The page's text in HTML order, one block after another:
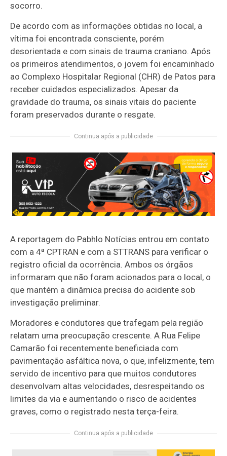
socorro.
De acordo com as informações obtidas no local, a
vítima foi encontrada consciente, porém
desorientada e com sinais de trauma craniano. Após
os primeiros atendimentos, o jovem foi encaminhado
ao Complexo Hospitalar Regional (CHR) de Patos para
receber cuidados especializados. Apesar da
gravidade do trauma, os sinais vitais do paciente
foram preservados durante o resgate.
Continua após a publicidade
A reportagem do Pabhlo Notícias entrou em contato
com a 4ª CPTRAN e com a STTRANS para verificar o
registro oficial da ocorrência. Ambos os órgãos
informaram que não foram acionados para o local, o
que mantém a dinâmica precisa do acidente sob
investigação preliminar.
Moradores e condutores que trafegam pela região
relatam uma preocupação crescente. A Rua Felipe
Camarão foi recentemente beneficiada com
pavimentação asfáltica nova, o que, infelizmente, tem
servido de incentivo para que muitos condutores
desenvolvam altas velocidades, desrespeitando os
limites da via e aumentando o risco de acidentes
graves, como o registrado nesta terça-feira.
Continua após a publicidade